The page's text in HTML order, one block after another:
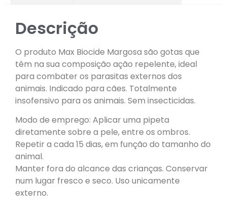
Descrição
O produto Max Biocide Margosa são gotas que
têm na sua composição ação repelente, ideal
para combater os parasitas externos dos
animais. Indicado para cães. Totalmente
insofensivo para os animais. Sem insecticidas.
Modo de emprego: Aplicar uma pipeta
diretamente sobre a pele, entre os ombros.
Repetir a cada 15 dias, em função do tamanho do
animal.
Manter fora do alcance das crianças. Conservar
num lugar fresco e seco. Uso unicamente
externo.